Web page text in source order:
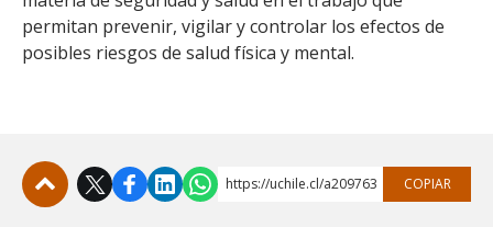
DEPARTAMENTOS
Académicas/os Egresadas/os
permitan prevenir, vigilar y controlar los efectos de
posibles riesgos de salud física y mental.
https://uchile.cl/a209763 COPIAR